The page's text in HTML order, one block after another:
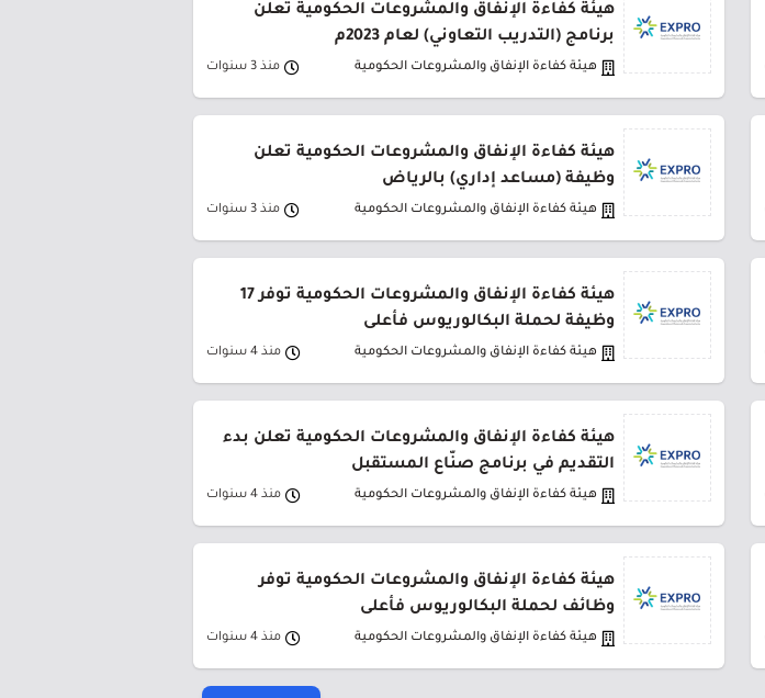
هيئة كفاءة الإنفاق والمشروعات الحكومية تعلن
برنامج (التدريب التعاوني) لعام 2023م
هيئة كفاءة الإنفاق والمشروعات الحكومية منذ 3 سنوات
هيئة كفاءة الإنفاق والمشروعات الحكومية تعلن
وظيفة (مساعد إداري) بالرياض
هيئة كفاءة الإنفاق والمشروعات الحكومية منذ 3 سنوات
هيئة كفاءة الإنفاق والمشروعات الحكومية توفر 17
وظيفة لحملة البكالوريوس فأعلى
هيئة كفاءة الإنفاق والمشروعات الحكومية منذ 4 سنوات
هيئة كفاءة الإنفاق والمشروعات الحكومية تعلن بدء
التقديم في برنامج صنّاع المستقبل
هيئة كفاءة الإنفاق والمشروعات الحكومية منذ 4 سنوات
هيئة كفاءة الإنفاق والمشروعات الحكومية توفر
وظائف لحملة البكالوريوس فأعلى
هيئة كفاءة الإنفاق والمشروعات الحكومية منذ 4 سنوات